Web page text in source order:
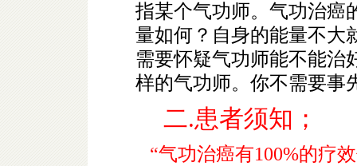
指某个气功师。气功治癌
量如何？自身的能量不大
需要怀疑气功师能不能治
样的气功师。你不需要事
二.患者须知；
“气功治癌有100%的疗